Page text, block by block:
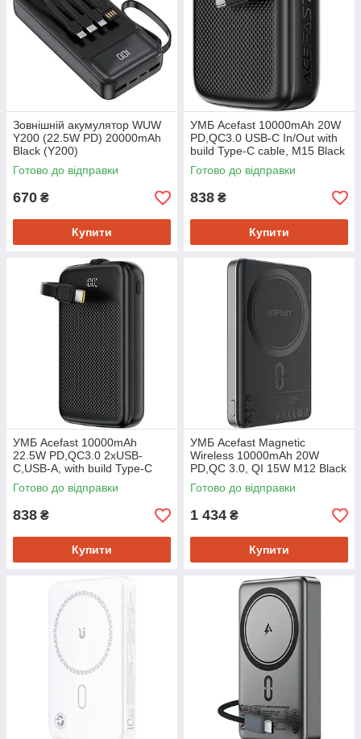
Зовнішній акумулятор WUW
Y200 (22.5W PD) 20000mAh
Black (Y200)
Готово до відправки
670 ₴
Купити
УМБ Acefast 10000mAh 20W
PD,QC3.0 USB-C In/Out with
build Type-C cable, M15 Black
Готово до відправки
838 ₴
Купити
УМБ Acefast 10000mAh
22.5W PD,QC3.0 2xUSB-
C,USB-A, with build Type-C
cable, M13 Black
Готово до відправки
838 ₴
Купити
УМБ Acefast Magnetic
Wireless 10000mAh 20W
PD,QC 3.0, QI 15W M12 Black
Готово до відправки
1 434 ₴
Купити